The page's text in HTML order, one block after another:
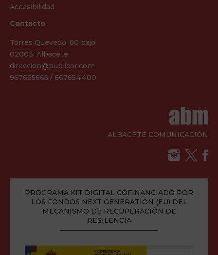
Accesibilidad
Contacto
Torres Quevedo, 80 bajo
02003, Albacete
direccion@publicor.com
967665665 / 667654400
ALBACETE COMUNICACIÓN
PROGRAMA KIT DIGITAL COFINANCIADO POR
LOS FONDOS NEXT GENERATION (EU) DEL
MECANISMO DE RECUPERACIÓN DE
RESILENCIA